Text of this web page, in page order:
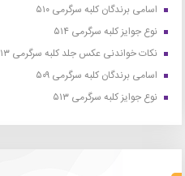
اسامی برندگان کلبه سرگرمی ۵۱۰
نوع جوایز کلبه سرگرمی ۵۱۴
نکات خواندنی عکس جلد کلبه سرگرمی ۵۱۳
اسامی برندگان کلبه سرگرمی ۵۰۹
نوع جوایز کلبه سرگرمی ۵۱۳